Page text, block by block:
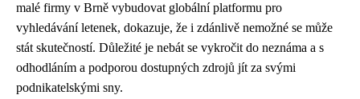
malé firmy v Brně vybudovat globální platformu pro
vyhledávání letenek, dokazuje, že i zdánlivě nemožné se může
stát skutečností. Důležité je nebát se vykročit do neznáma a s
odhodláním a podporou dostupných zdrojů jít za svými
podnikatelskými sny.